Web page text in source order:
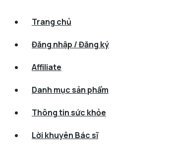
Trang chủ
Đăng nhập / Đăng ký
Affiliate
Danh mục sản phẩm
Thông tin sức khỏe
Lời khuyên Bác sĩ